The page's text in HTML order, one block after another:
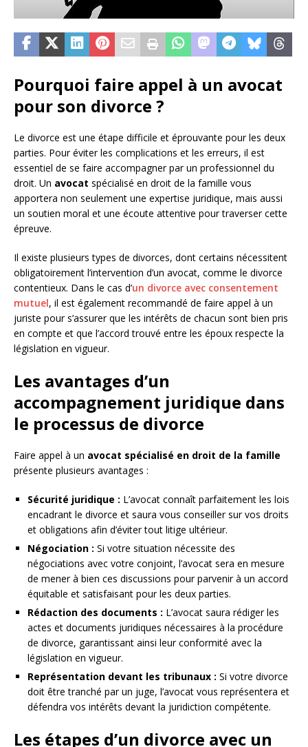
Pourquoi faire appel à un avocat
pour son divorce ?
Le divorce est une étape difficile et éprouvante pour les deux
parties. Pour éviter les complications et les erreurs, il est
essentiel de se faire accompagner par un professionnel du
droit. Un avocat spécialisé en droit de la famille vous
apportera non seulement une expertise juridique, mais aussi
un soutien moral et une écoute attentive pour traverser cette
épreuve.
Il existe plusieurs types de divorces, dont certains nécessitent
obligatoirement l’intervention d’un avocat, comme le divorce
contentieux. Dans le cas d’un divorce avec consentement
mutuel, il est également recommandé de faire appel à un
juriste pour s’assurer que les intérêts de chacun sont bien pris
en compte et que l’accord trouvé entre les époux respecte la
législation en vigueur.
Les avantages d’un
accompagnement juridique dans
le processus de divorce
Faire appel à un avocat spécialisé en droit de la famille
présente plusieurs avantages :
Sécurité juridique : L’avocat connaît parfaitement les lois
encadrant le divorce et saura vous conseiller sur vos droits
et obligations afin d’éviter tout litige ultérieur.
Négociation : Si votre situation nécessite des
négociations avec votre conjoint, l’avocat sera en mesure
de mener à bien ces discussions pour parvenir à un accord
équitable et satisfaisant pour les deux parties.
Rédaction des documents : L’avocat saura rédiger les
actes et documents juridiques nécessaires à la procédure
de divorce, garantissant ainsi leur conformité avec la
législation en vigueur.
Représentation devant les tribunaux : Si votre divorce
doit être tranché par un juge, l’avocat vous représentera et
défendra vos intérêts devant la juridiction compétente.
Les étapes d’un divorce avec un